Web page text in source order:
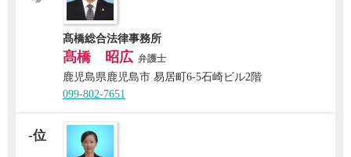
髙橋総合法律事務所
髙橋 昭広 弁護士
鹿児島県鹿児島市 易居町6-5石崎ビル2階
099-802-7651
-位